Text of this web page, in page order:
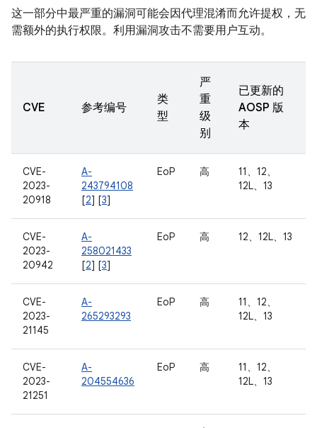
这一部分中最严重的漏洞可能会因代理混淆而允许提权，无
需额外的执行权限。利用漏洞攻击不需要用户互动。
CVE 参考编号
类
型
严
重
级
别
已更新的
AOSP 版
本
CVE-
2023-
20918
A-
243794108
[2] [3]
EoP 高
11、12、
12L、13
CVE-
2023-
20942
A-
258021433
[2] [3]
EoP 高 12、12L、13
CVE-
2023-
21145
A-
265293293
EoP 高
11、12、
12L、13
CVE-
2023-
21251
A-
204554636
EoP 高
11、12、
12L、13